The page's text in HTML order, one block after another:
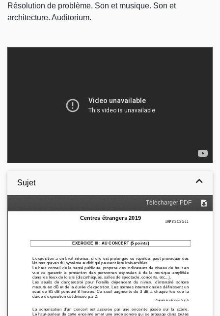
Résolution de problème. Son et musique. Son et
architecture. Auditorium.
Sujet